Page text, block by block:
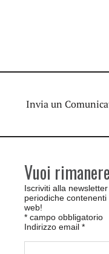
Invia un
Vuoi
Iscriviti alla
periodiche
web!
* campo obbligatorio
Indirizzo email *